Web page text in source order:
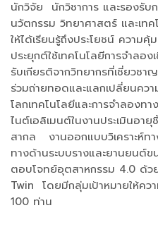
นักวิจัย นักวิชาการ และรองรับ
นวัตกรรม วิทยาศาสตร์ และเท
ให้ได้เรียนรู้ถึงประโยชน์ ความ
ประยุกต์ใช้เทคโนโลยีการจำลอ
รับเกียรติจากวิทยากรที่เชี่ยวช
ร่วมถ่ายทอดและแลกเปลี่ยนคว
โลกเทคโนโลยีและการจำลองท
ไนต์เอลิเมนต์ในงานประเมินอา
สากล งานออกแบบวิเคราะห์ท
ทางด้านระบบรางและยานยนต์
ตอบโจทย์อุตสาหกรรม 4.0 ด้ว
Twin โดยมีกลุ่มเป้าหมายให้คว
100 ท่าน